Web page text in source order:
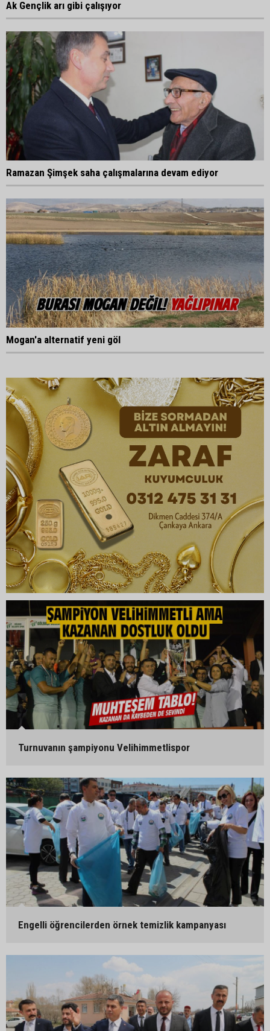
Ak Gençlik arı gibi çalışıyor
Ramazan Şimşek saha çalışmalarına devam ediyor
Mogan'a alternatif yeni göl
Turnuvanın şampiyonu Velihimmetlispor
Engelli öğrencilerden örnek temizlik kampanyası